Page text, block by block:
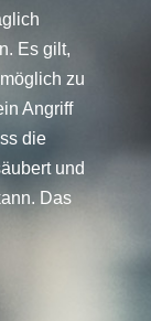
Es gilt,
zu
Angriff
die
und
Das